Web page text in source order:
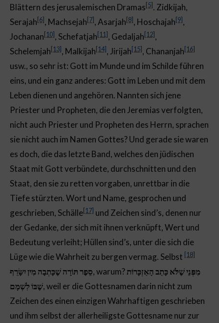
Blättern des jerusalemischen Dramas[5]. Zidkijah,
Serajah[6], Machsejah[7], Asarjah[8], Hoschajah[9],
Jochanan[10], Schefatjah[11], Gedaljah[12],
Schelemjah[13], Malkijah[14], Jirijah[15], Chananjah[16]
usw., so sehr ist: Gott im Munde und im Schilde führen
eins, und ein ganz anderes: Gott im Leben und mit dem
Leben dienen und angehören. Nannten sich jene
Priester und Propheten, die den Jeremias verfolgten,
nicht auch Priester und Propheten des Herrn, sprachen
sie nicht auch im Namen Gottes? Und gerade sie waren
es doch, die das letzte Band, welches den jüdischen
Staat mit Gott verbündete, durchschnitten und den
Staat, den sie zu retten vorgaben, unrettbar in die
Tiefe stürzten. Wort und Name, gesprochen und
geschrieben, Schälle[17] und Zeichen sind’s, denen nur
der Gedanke, der sich mit ihnen verknüpft, Wert und
Bedeutung verleiht; Hüllen sind’s, unter die sich die
Lüge wie die Wahrheit zu bergen vermag. Selbst [18]
סֵפֶר תּוֹרָה שֶׁכָּתְבָה מִין יִשָּׂרֵף, warum?מִפְּנֵי שֶׁלֹּא כָּתַב הָאַזְכָּרוֹת
שֶׁבּוֹ לִשְׁמָם, weil er die Gottesnamen darin nicht zum
Zeichen des einen einzigen Wahrhaftigen geschrieben
und ihm selbst der allerheiligste Gottesname nur zur